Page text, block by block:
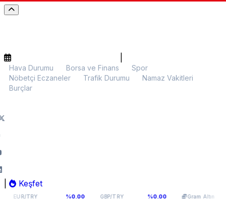
Hava Durumu Borsa ve Finans
Spor
Nöbetçi Eczaneler
Trafik Durumu
Namaz Vakitleri
Burçlar
Keşfet
54,9398 %0.00 GBP/TRY 64,131 %0.00 Gram Altın 6.099,28